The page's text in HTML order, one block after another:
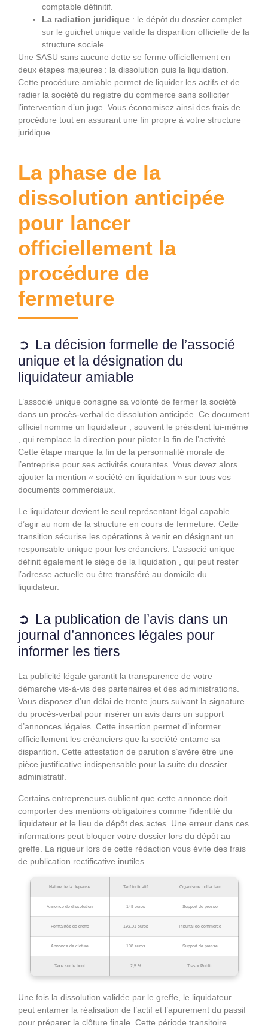
comptable définitif.
La radiation juridique : le dépôt du dossier complet
sur le guichet unique valide la disparition officielle de la
structure sociale.
Une SASU sans aucune dette se ferme officiellement en
deux étapes majeures : la dissolution puis la liquidation.
Cette procédure amiable permet de liquider les actifs et de
radier la société du registre du commerce sans solliciter
l’intervention d’un juge. Vous économisez ainsi des frais de
procédure tout en assurant une fin propre à votre structure
juridique.
La phase de la
dissolution anticipée
pour lancer
officiellement la
procédure de
fermeture
La décision formelle de l’associé
unique et la désignation du
liquidateur amiable
L’associé unique consigne sa volonté de fermer la société
dans un procès-verbal de dissolution anticipée. Ce document
officiel nomme un liquidateur , souvent le président lui-même
, qui remplace la direction pour piloter la fin de l’activité.
Cette étape marque la fin de la personnalité morale de
l’entreprise pour ses activités courantes. Vous devez alors
ajouter la mention « société en liquidation » sur tous vos
documents commerciaux.
Le liquidateur devient le seul représentant légal capable
d’agir au nom de la structure en cours de fermeture. Cette
transition sécurise les opérations à venir en désignant un
responsable unique pour les créanciers. L’associé unique
définit également le siège de la liquidation , qui peut rester
l’adresse actuelle ou être transféré au domicile du
liquidateur.
La publication de l’avis dans un
journal d’annonces légales pour
informer les tiers
La publicité légale garantit la transparence de votre
démarche vis-à-vis des partenaires et des administrations.
Vous disposez d’un délai de trente jours suivant la signature
du procès-verbal pour insérer un avis dans un support
d’annonces légales. Cette insertion permet d’informer
officiellement les créanciers que la société entame sa
disparition. Cette attestation de parution s’avère être une
pièce justificative indispensable pour la suite du dossier
administratif.
Certains entrepreneurs oublient que cette annonce doit
comporter des mentions obligatoires comme l’identité du
liquidateur et le lieu de dépôt des actes. Une erreur dans ces
informations peut bloquer votre dossier lors du dépôt au
greffe. La rigueur lors de cette rédaction vous évite des frais
de publication rectificative inutiles.
Nature de la dépense Tarif indicatif Organisme collecteur
Annonce de dissolution 149 euros Support de presse
Formalités de greffe 192,01 euros Tribunal de commerce
Annonce de clôture 108 euros Support de presse
Taxe sur le boni 2,5 % Trésor Public
Une fois la dissolution validée par le greffe, le liquidateur
peut entamer la réalisation de l’actif et l’apurement du passif
pour préparer la clôture finale. Cette période transitoire